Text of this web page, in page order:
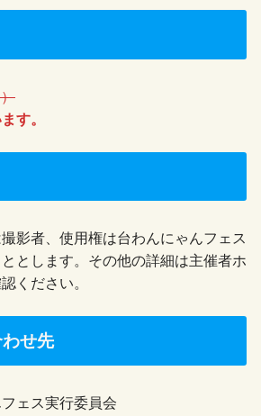
す。
影者、使用権は台わんにゃんフェス
とします。その他の詳細は主催者ホ
ください。
せ先
ェス実行委員会